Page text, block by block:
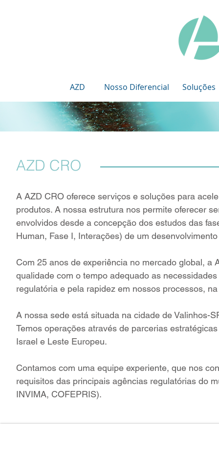
AZD Nosso Diferencial Soluções
AZD CRO
A AZD CRO oferece serviços e soluções para
produtos. A nossa estrutura nos permite oferecer
envolvidos desde a concepção dos estudos das
Human, Fase I, Interações) de um
Com 25 anos de experiência no mercado global, a
qualidade com o tempo adequado as
regulatória e pela rapidez em nossos processos,
A nossa sede está situada na cidade de Valinhos-
Temos operações através de parcerias
Israel e Leste Europeu.
Contamos com uma equipe experiente, que nos
requisitos das principais agências regulatórias do
INVIMA, COFEPRIS).